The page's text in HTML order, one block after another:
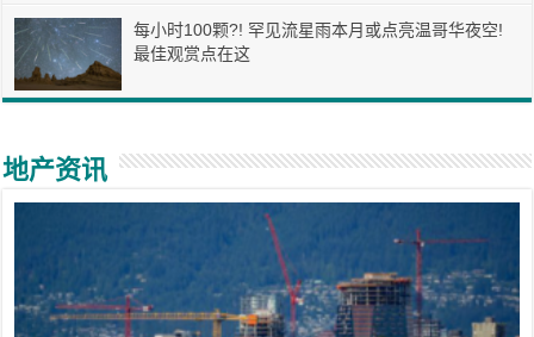
每小时100颗?! 罕见流星雨本月或点亮温哥华夜空!
最佳观赏点在这
地产资讯